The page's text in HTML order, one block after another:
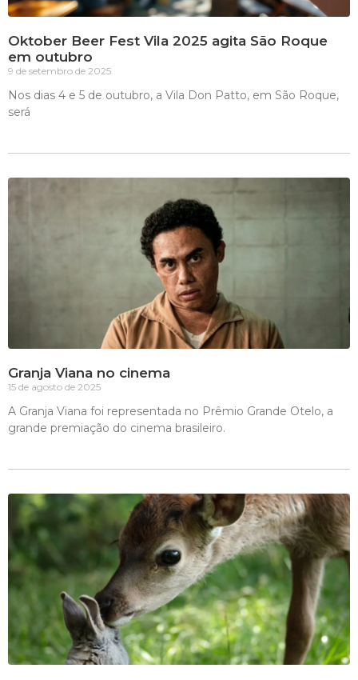
Oktober Beer Fest Vila 2025 agita São Roque
em outubro
9 de setembro de 2025
Nos dias 4 e 5 de outubro, a Vila Don Patto, em São Roque,
será
Granja Viana no cinema
15 de agosto de 2025
A Granja Viana foi representada no Prêmio Grande Otelo, a
grande premiação do cinema brasileiro.